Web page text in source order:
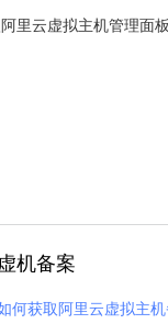
云虚拟主机管理面
虚机备案
何获取阿里云虚拟主